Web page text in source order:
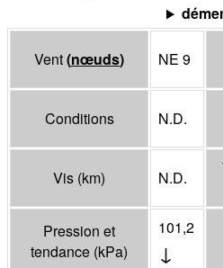
Vent(nœuds) NE 9
Conditions N.D.
Vis (km) N.D.
Pression et
tendance (kPa)
101,2
↓